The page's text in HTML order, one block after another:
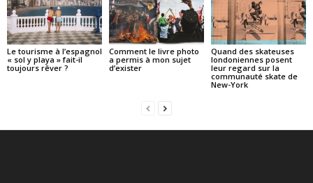
Le tourisme à l’espagnol
« sol y playa » fait-il
toujours rêver ?
Comment le livre photo
a permis à mon sujet
d’exister
Quand des skateuses
londoniennes posent
leur regard sur la
communauté skate de
New-York